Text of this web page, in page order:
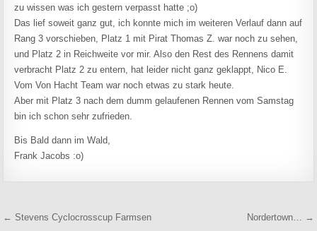
zu wissen was ich gestern verpasst hatte ;o)
Das lief soweit ganz gut, ich konnte mich im weiteren Verlauf dann auf
Rang 3 vorschieben, Platz 1 mit Pirat Thomas Z. war noch zu sehen,
und Platz 2 in Reichweite vor mir. Also den Rest des Rennens damit
verbracht Platz 2 zu entern, hat leider nicht ganz geklappt, Nico E.
Vom Von Hacht Team war noch etwas zu stark heute.
Aber mit Platz 3 nach dem dumm gelaufenen Rennen vom Samstag
bin ich schon sehr zufrieden.
Bis Bald dann im Wald,
Frank Jacobs :o)
Beitragsnavigation
← Stevens Cyclocrosscup Farmsen Nordertown… →